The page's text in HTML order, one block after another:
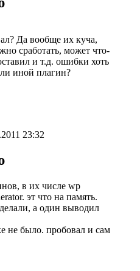
Да вообще их куча,
сработать, может что-
и т.д. ошибки хоть
иной плагин?
23:32
в их числе wp
эт что на память.
а один выводил
не было. пробовал и сам